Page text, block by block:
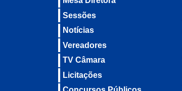
Sessões
Notícias
Vereadores
TV Câmara
Licitações